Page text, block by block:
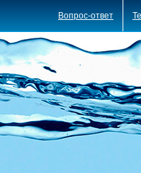
Вопрос-ответ